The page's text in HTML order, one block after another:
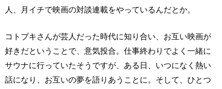
人、月イチで映画の対談連載をやっているんだとか。
コトブキさんが芸人だった時代に知り合い、お互い映画が
好きだということで、意気投合。仕事終わりでよく一緒に
サウナに行っていたそうですが、ある日、いつになく熱い
話になり、お互いの夢を語りあうことに。そして、ひとつ